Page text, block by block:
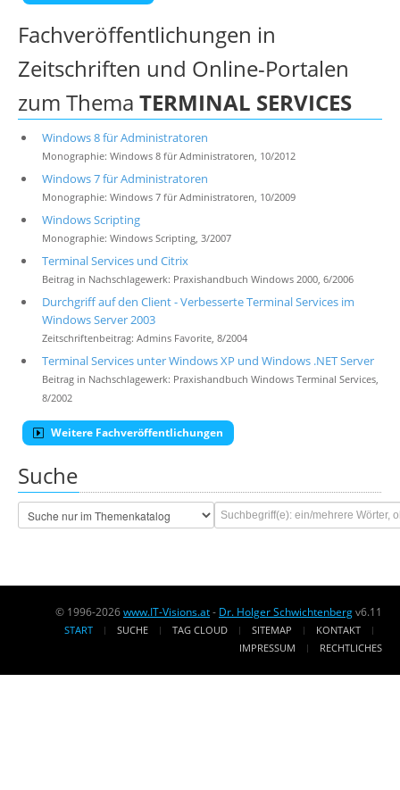
Fachveröffentlichungen in
Zeitschriften und Online-Portalen
zum Thema TERMINAL SERVICES
Windows 8 für Administratoren
Monographie: Windows 8 für Administratoren, 10/2012
Windows 7 für Administratoren
Monographie: Windows 7 für Administratoren, 10/2009
Windows Scripting
Monographie: Windows Scripting, 3/2007
Terminal Services und Citrix
Beitrag in Nachschlagewerk: Praxishandbuch Windows 2000, 6/2006
Durchgriff auf den Client - Verbesserte Terminal Services im
Windows Server 2003
Zeitschriftenbeitrag: Admins Favorite, 8/2004
Terminal Services unter Windows XP und Windows .NET Server
Beitrag in Nachschlagewerk: Praxishandbuch Windows Terminal Services,
8/2002
Weitere Fachveröffentlichungen
Suche
© 1996-2026www.IT-Visions.at- Dr. Holger Schwichtenbergv6.11
START SUCHE TAG CLOUD SITEMAP
KONTAKT
IMPRESSUM
RECHTLICHES